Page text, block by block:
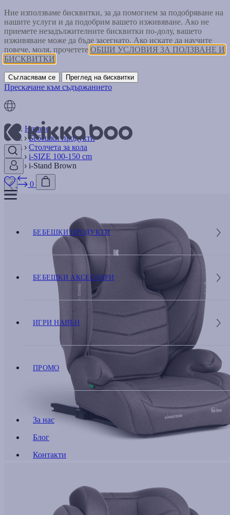
Ние използваме бисквитки, за да помогнем за подобряване на
нашите услуги и да подобрим вашето изживяване. Ако не
приемете незадължителните бисквитки по-долу, вашето
изживяване може да бъде засегнато. Ако искате да научите
повече, моля, прочетете ОБЩИ УСЛОВИЯ ЗА ПОЛЗВАНЕ И
БИСКВИТКИ
Съгласявам се Преглед на бисквитки
Прескачане към съдържанието
0
БЕБЕШКИ ПРОДУКТИ
БЕБЕШКИ АКСЕСОАРИ
ИГРИ НАВЪН
ПРОМО
За нас
Блог
Контакти
Начало
Бебешки продукти
Столчета за кола
i-SIZE 100-150 cm
i-Stand Brown